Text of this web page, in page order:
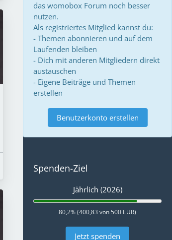
das womobox Forum noch besser
nutzen.
Als registriertes Mitglied kannst du:
- Themen abonnieren und auf dem
Laufenden bleiben
- Dich mit anderen Mitgliedern direkt
austauschen
- Eigene Beiträge und Themen
erstellen
Benutzerkonto erstellen
Spenden-Ziel
Jährlich (2026)
80,2% (400,83 von 500 EUR)
Jetzt spenden